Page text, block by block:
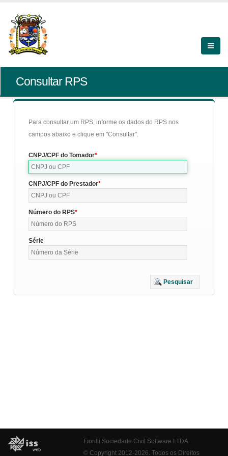
Consultar RPS
Para consultar um RPS, informe os dados do RPS nos
campos abaixo e clique em "Consultar".
CNPJ/CPF do Tomador
CNPJ/CPF do Prestador
Número do RPS
Série
Pesquisar
Fiorilli Sociedade Civil Software LTDA
© Copyright 2012-2026. Todos os Direitos